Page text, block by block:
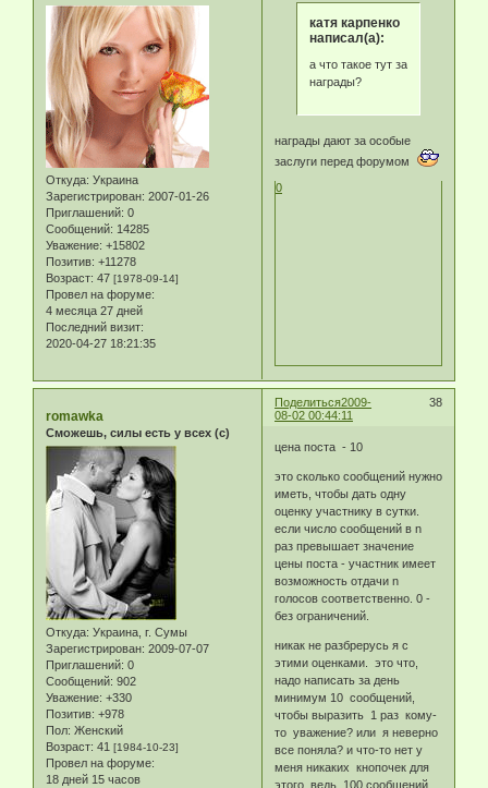
Откуда: Украина
Зарегистрирован: 2007-01-26
Приглашений: 0
Сообщений: 14285
Уважение: +15802
Позитив: +11278
Возраст: 47 [1978-09-14]
Провел на форуме:
4 месяца 27 дней
Последний визит:
2020-04-27 18:21:35
катя карпенко
написал(а):
а что такое тут за
награды?
награды дают за особые
заслуги перед форумом
0
Поделиться 38
2009-
08-02 00:44:11
romawka
Сможешь, силы есть у всех (с)
Откуда: Украина, г. Сумы
Зарегистрирован: 2009-07-07
Приглашений: 0
Сообщений: 902
Уважение: +330
Позитив: +978
Пол: Женский
Возраст: 41 [1984-10-23]
Провел на форуме:
18 дней 15 часов
цена поста - 10
это сколько сообщений нужно
иметь, чтобы дать одну
оценку участнику в сутки.
если число сообщений в n
раз превышает значение
цены поста - участник имеет
возможность отдачи n
голосов соответственно. 0 -
без ограничений.
никак не разбрерусь я с
этими оценками. это что,
надо написать за день
минимум 10 сообщений,
чтобы выразить 1 раз кому-
то уважение? или я неверно
все поняла? и что-то нет у
меня никаких кнопочек для
этого. ведь 100 сообщений